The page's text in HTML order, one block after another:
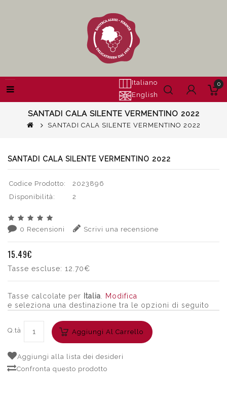
Italiano
English
0
SANTADI CALA SILENTE VERMENTINO 2022
SANTADI CALA SILENTE VERMENTINO 2022
SANTADI CALA SILENTE VERMENTINO 2022
Codice Prodotto:
2023896
Disponibilità:
2
0 Recensioni Scrivi una recensione
15.49€
Tasse escluse: 12.70€
Tasse calcolate per Italia
Modifica
e seleziona una destinazione tra le opzioni di seguito
Q.tà Aggiungi Al Carrello
Aggiungi alla lista dei desideri
Confronta questo prodotto